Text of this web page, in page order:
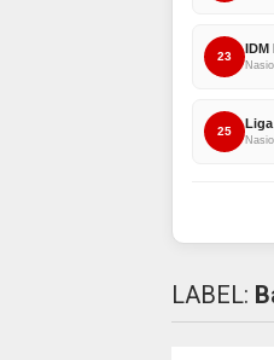
23
IDM
25
LABEL: